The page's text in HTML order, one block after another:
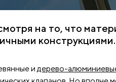
на то, что
идерево-